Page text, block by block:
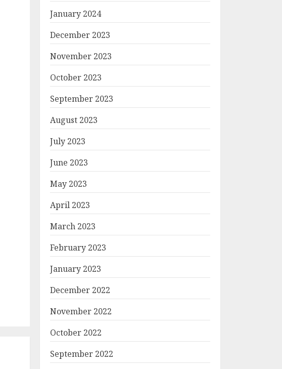
January 2024
December 2023
November 2023
October 2023
September 2023
August 2023
July 2023
June 2023
May 2023
April 2023
March 2023
February 2023
January 2023
December 2022
November 2022
October 2022
September 2022